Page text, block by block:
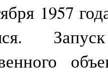
1957